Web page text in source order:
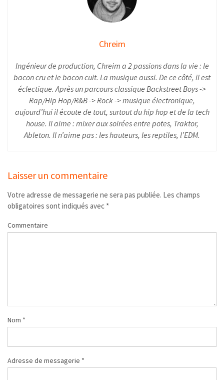
Chreim
Ingénieur de production, Chreim a 2 passions dans la vie : le
bacon cru et le bacon cuit. La musique aussi. De ce côté, il est
éclectique. Après un parcours classique Backstreet Boys ->
Rap/Hip Hop/R&B -> Rock -> musique électronique,
aujourd’hui il écoute de tout, surtout du hip hop et de la tech
house. Il aime : mixer aux soirées entre potes, Traktor,
Ableton. Il n’aime pas : les hauteurs, les reptiles, l’EDM.
Laisser un commentaire
Votre adresse de messagerie ne sera pas publiée. Les champs
obligatoires sont indiqués avec *
Commentaire
Nom *
Adresse de messagerie *